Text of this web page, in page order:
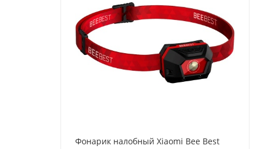
Фонарик налобный Xiaomi Bee Best